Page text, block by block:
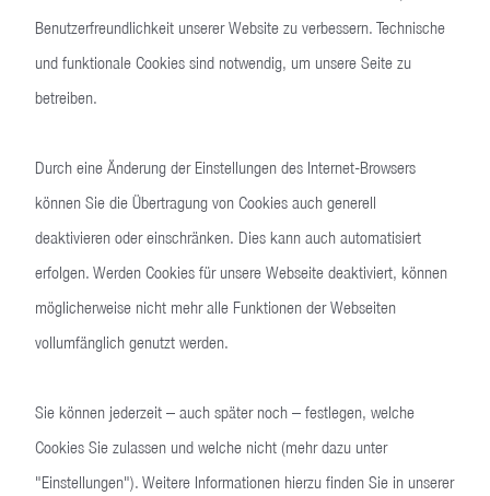
Zollernalb
Outsides, Abseits, Insides
Mehr sehen
Heidelberg
Kunst, Kultur und Lukullus
Mehr genießen
Benutzerfreundlichkeit unserer Website zu verbessern. Technische
und funktionale Cookies sind notwendig, um unsere Seite zu
betreiben.
Durch eine Änderung der Einstellungen des Internet-Browsers
können Sie die Übertragung von Cookies auch generell
deaktivieren oder einschränken. Dies kann auch automatisiert
erfolgen. Werden Cookies für unsere Webseite deaktiviert, können
möglicherweise nicht mehr alle Funktionen der Webseiten
vollumfänglich genutzt werden.
Sie können jederzeit – auch später noch – festlegen, welche
Cookies Sie zulassen und welche nicht (mehr dazu unter
"Einstellungen"). Weitere Informationen hierzu finden Sie in unserer